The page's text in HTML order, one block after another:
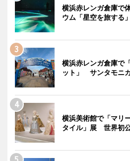
横浜赤レンガ倉庫で
ウム「星空を旅する」
横浜赤レンガ倉庫で
ット」 サンタモニ
横浜美術館で「マリ
タイル」展 世界初